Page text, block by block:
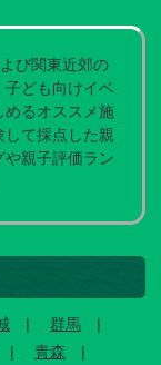
び関東近郊の
子ども向けイベ
めるオススメ施
て採点した親
親子評価ラン
群馬
青森